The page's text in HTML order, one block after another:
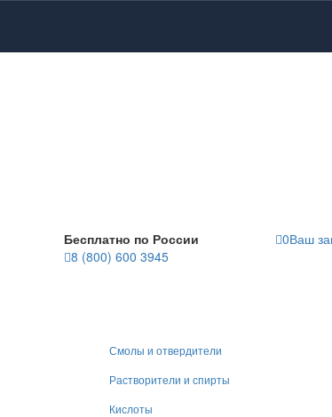
Бесплатно по России
8 (800) 600 3945
0Ваш
Смолы и отвердители
Растворители и спирты
Кислоты